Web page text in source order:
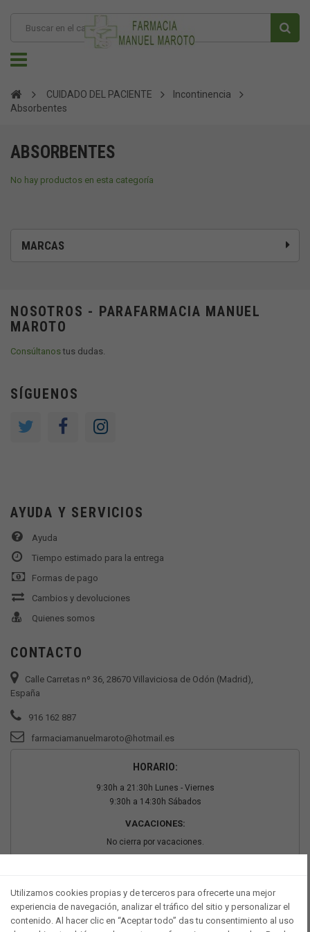
CUIDADO DEL PACIENTE
Incontinencia
Absorbentes
MARCAS
ABSORBENTES
No hay productos en esta categoría
NOSOTROS - PARAFARMACIA MANUEL
MAROTO
Consúltanostus dudas.
SÍGUENOS
AYUDA Y SERVICIOS
Ayuda
Tiempo estimado para la entrega
Formas de pago
Cambios y devoluciones
Quienes somos
CONTACTO
Calle Carretas nº 36, 28670 Villaviciosa de Odón (Madrid),
España
916 162 887
farmaciamanuelmaroto@hotmail.es
HORARIO:
9:30h a 21:30h Lunes - Viernes
9:30h a 14:30h Sábados
VACACIONES:
No cierra por vacaciones.
Utilizamos cookies propias y de terceros para ofrecerte una mejor
experiencia de navegación, analizar el tráfico del sitio y personalizar el
contenido. Al hacer clic en “Aceptar todo” das tu consentimiento al uso